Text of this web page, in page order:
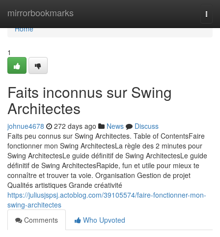
mirrorbookmarks
Home
Home
1
Faits inconnus sur Swing
Architectes
johnue4678 272 days ago News
Discuss
Faits peu connus sur Swing Architectes. Table of ContentsFaire
fonctionner mon Swing ArchitectesLa règle des 2 minutes pour
Swing ArchitectesLe guide définitif de Swing ArchitectesLe guide
définitif de Swing ArchitectesRapide, fun et utile pour mieux te
connaître et trouver ta voie. Organisation Gestion de projet
Qualités artistiques Grande créativité
https://juliusjspsj.actoblog.com/39105574/faire-fonctionner-mon-
swing-architectes
Comments
Who Upvoted